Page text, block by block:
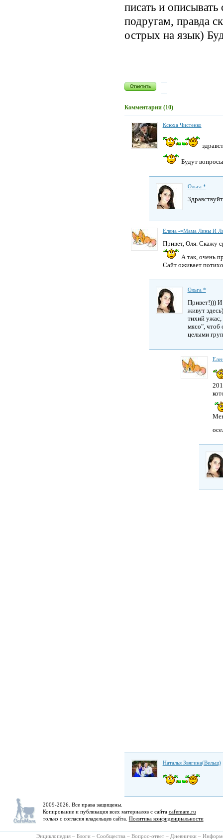
писать и
подругам, правда
острых на язык)
Комментарии (10)
Ксюха Чистенко
Будут
Ольга *
Елена -=Мама Лины И
Привет, Оля. Скажу
А так, очень
Сайт оживает
Ольга *
Привет!))) И
живут
тихий
мясо", чтоб
целыми
Наталья Звягина(Вельш)
2009-2026. Все права защищены.
Копирование и публикация всех материалов с сайта cafemam.ru
только с согласия владельцев сайта. Политика конфиденциальности
Энциклопедия – Блоги – Сообщества – Вопрос-ответ – Дневнички –